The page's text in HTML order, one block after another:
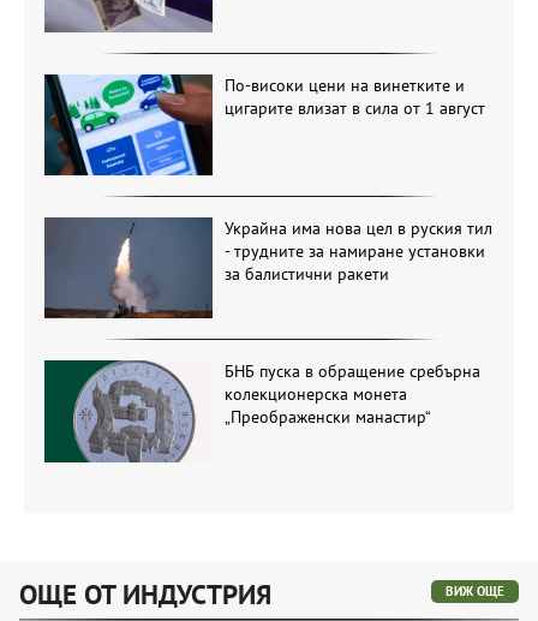
По-високи цени на винетките и
цигарите влизат в сила от 1 август
Украйна има нова цел в руския тил
- трудните за намиране установки
за балистични ракети
БНБ пуска в обращение сребърна
колекционерска монета
„Преображенски манастир“
ОЩЕ ОТ ИНДУСТРИЯ ВИЖ ОЩЕ